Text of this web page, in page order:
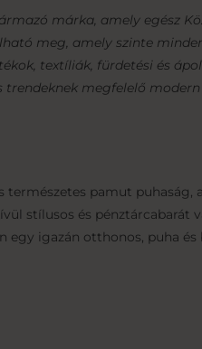
márka, amely egész
meg, amely szinte
textíliák, fürdetési és
trendeknek megfelelő
természetes pamut
stílusos és pénztárcabarát
egy igazán otthonos, puha